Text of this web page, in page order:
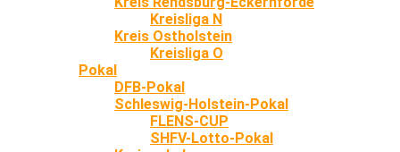
Kreisliga N
Kreis Ostholstein
Kreisliga O
Pokal
DFB-Pokal
Schleswig-Holstein-Pokal
FLENS-CUP
SHFV-Lotto-Pokal